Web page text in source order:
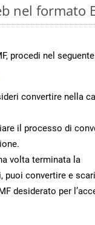
nel formato
procedi nel
convertire nella
il processo di
volta terminata la
puoi convertire e
desiderato per